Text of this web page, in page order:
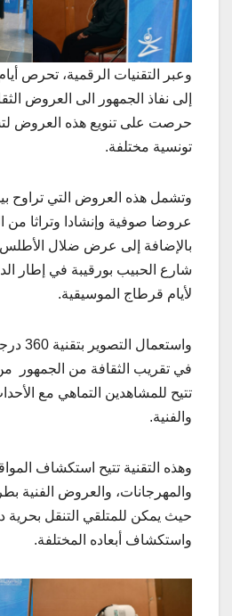
وعبر التقنيات الرقمية، تحرص
إلى نفاذ الجمهور الى العروض
حرصت على تنويع هذه العروض
تونسية مختلفة.
وتشمل هذه العروض التي تراوح
عروضا صوفية وإنشادا وتراثا من
بالإضافة إلى عرض ضلال
شارع الحبيب بورقيبة في إطار
لأيام قرطاج الموسيقية.
في تقريب الثقافة من الجمهور
تتيح للمشاهدين التماهي مع
والفنية.
وهذه التقنية تتيح استكشاف
والمهرجانات، والعروض الفنية
حيث يمكن للمتلقي التنقل بحرية
واستكشاف أبعاده المختلفة.